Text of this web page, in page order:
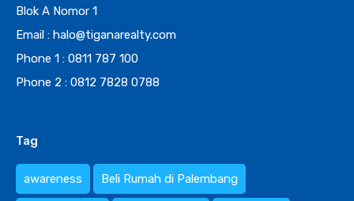
Blok A Nomor 1
Email : halo@tiganarealty.com
Phone 1 : 0811 787 100
Phone 2 : 0812 7828 0788
Tag
awareness Beli Rumah di Palembang